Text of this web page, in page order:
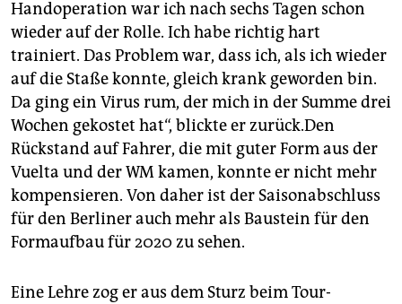
Handoperation war ich nach sechs Tagen schon
wieder auf der Rolle. Ich habe richtig hart
trainiert. Das Problem war, dass ich, als ich wieder
auf die Staße konnte, gleich krank geworden bin.
Da ging ein Virus rum, der mich in der Summe drei
Wochen gekostet hat“, blickte er zurück.Den
Rückstand auf Fahrer, die mit guter Form aus der
Vuelta und der WM kamen, konnte er nicht mehr
kompensieren. Von daher ist der Saisonabschluss
für den Berliner auch mehr als Baustein für den
Formaufbau für 2020 zu sehen.
Eine Lehre zog er aus dem Sturz beim Tour-